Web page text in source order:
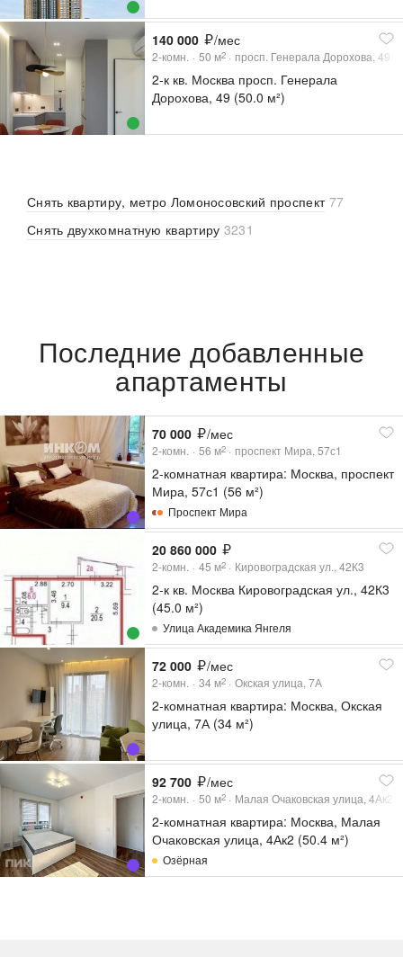
140 000 /мес
2-комн. 50 м2 просп. Генерала Дорохова, 49
2-к кв. Москва просп. Генерала
Дорохова, 49 (50.0 м²)
Снять квартиру, метро Ломоносовский проспект 77
Снять двухкомнатную квартиру 3231
Последние добавленные
апартаменты
70 000 /мес
2-комн. 56 м2 проспект Мира, 57с1
2-комнатная квартира: Москва, проспект
Мира, 57с1 (56 м²)
Проспект Мира
20 860 000
2-комн. 45 м2 Кировоградская ул., 42К3
2-к кв. Москва Кировоградская ул., 42К3
(45.0 м²)
Улица Академика Янгеля
72 000 /мес
2-комн. 34 м2 Окская улица, 7А
2-комнатная квартира: Москва, Окская
улица, 7А (34 м²)
92 700 /мес
2-комн. 50 м2 Малая Очаковская улица, 4Ак2
2-комнатная квартира: Москва, Малая
Очаковская улица, 4Ак2 (50.4 м²)
Озёрная